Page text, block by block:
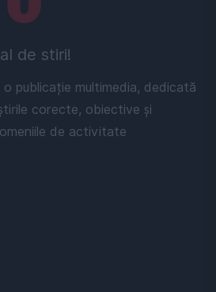
de stiri!
o publicație multimedia, dedicată
corecte, obiective și
de activitate